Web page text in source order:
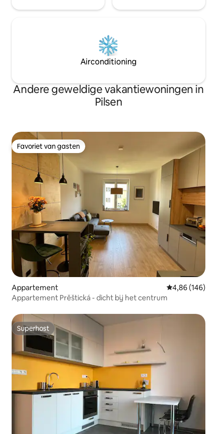
Airconditioning
Andere geweldige vakantiewoningen in
Pilsen
Favoriet van gasten
Favoriet van gasten
Appartement Gemiddelde
4,86 (146)
Appartement Prěštická - dicht bij het centrum
Superhost
Superhost